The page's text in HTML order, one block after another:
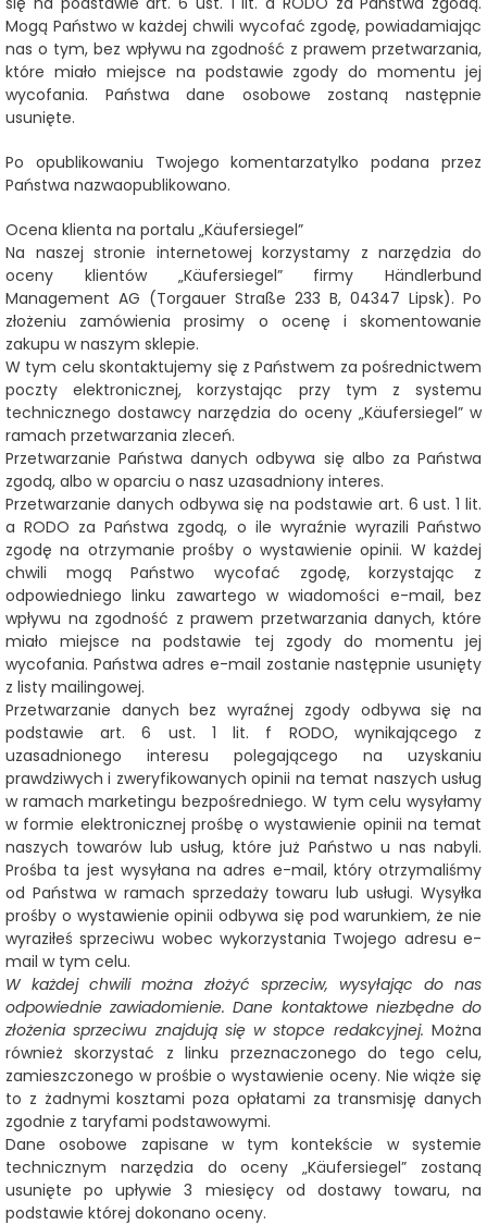
Mogą Państwo w każdej chwili wycofać zgodę, powiadamiając
nas o tym, bez wpływu na zgodność z prawem przetwarzania,
które miało miejsce na podstawie zgody do momentu jej
wycofania. Państwa dane osobowe zostaną następnie
usunięte.
Po opublikowaniu Twojego komentarzatylko podana przez
Państwa nazwaopublikowano.
Ocena klienta na portalu „Käufersiegel”
Na naszej stronie internetowej korzystamy z narzędzia do
oceny klientów „Käufersiegel” firmy Händlerbund
Management AG (Torgauer Straße 233 B, 04347 Lipsk). Po
złożeniu zamówienia prosimy o ocenę i skomentowanie
zakupu w naszym sklepie.
W tym celu skontaktujemy się z Państwem za pośrednictwem
poczty elektronicznej, korzystając przy tym z systemu
technicznego dostawcy narzędzia do oceny „Käufersiegel” w
ramach przetwarzania zleceń.
Przetwarzanie Państwa danych odbywa się albo za Państwa
zgodą, albo w oparciu o nasz uzasadniony interes.
Przetwarzanie danych odbywa się na podstawie art. 6 ust. 1 lit.
a RODO za Państwa zgodą, o ile wyraźnie wyrazili Państwo
zgodę na otrzymanie prośby o wystawienie opinii. W każdej
chwili mogą Państwo wycofać zgodę, korzystając z
odpowiedniego linku zawartego w wiadomości e-mail, bez
wpływu na zgodność z prawem przetwarzania danych, które
miało miejsce na podstawie tej zgody do momentu jej
wycofania. Państwa adres e-mail zostanie następnie usunięty
z listy mailingowej.
Przetwarzanie danych bez wyraźnej zgody odbywa się na
podstawie art. 6 ust. 1 lit. f RODO, wynikającego z
uzasadnionego interesu polegającego na uzyskaniu
prawdziwych i zweryfikowanych opinii na temat naszych usług
w ramach marketingu bezpośredniego. W tym celu wysyłamy
w formie elektronicznej prośbę o wystawienie opinii na temat
naszych towarów lub usług, które już Państwo u nas nabyli.
Prośba ta jest wysyłana na adres e-mail, który otrzymaliśmy
od Państwa w ramach sprzedaży towaru lub usługi. Wysyłka
prośby o wystawienie opinii odbywa się pod warunkiem, że nie
wyraziłeś sprzeciwu wobec wykorzystania Twojego adresu e-
mail w tym celu.
W każdej chwili można złożyć sprzeciw, wysyłając do nas
odpowiednie zawiadomienie. Dane kontaktowe niezbędne do
złożenia sprzeciwu znajdują się w stopce redakcyjnej. Można
również skorzystać z linku przeznaczonego do tego celu,
zamieszczonego w prośbie o wystawienie oceny. Nie wiąże się
to z żadnymi kosztami poza opłatami za transmisję danych
zgodnie z taryfami podstawowymi.
Dane osobowe zapisane w tym kontekście w systemie
technicznym narzędzia do oceny „Käufersiegel” zostaną
usunięte po upływie 3 miesięcy od dostawy towaru, na
podstawie której dokonano oceny.